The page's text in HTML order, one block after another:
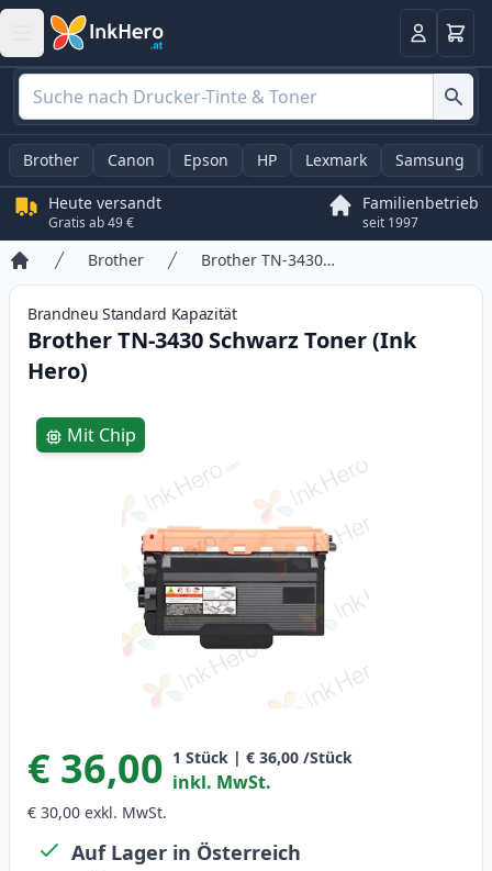
Anmelden
Brother Canon Epson HP Lexmark Samsung
Heute versandt
Gratis ab 49 €
Familienbetrieb
seit 1997
Startseite
Brother Brother TN-3430 Schwarz Toner (Ink Hero)
Brandneu Standard Kapazität
Brother TN-3430 Schwarz Toner (Ink
Hero)
Product information
Mit Chip
€ 36,00 1 Stück | € 36,00 /Stück
inkl. MwSt.
€ 30,00 exkl. MwSt.
Auf Lager in Österreich